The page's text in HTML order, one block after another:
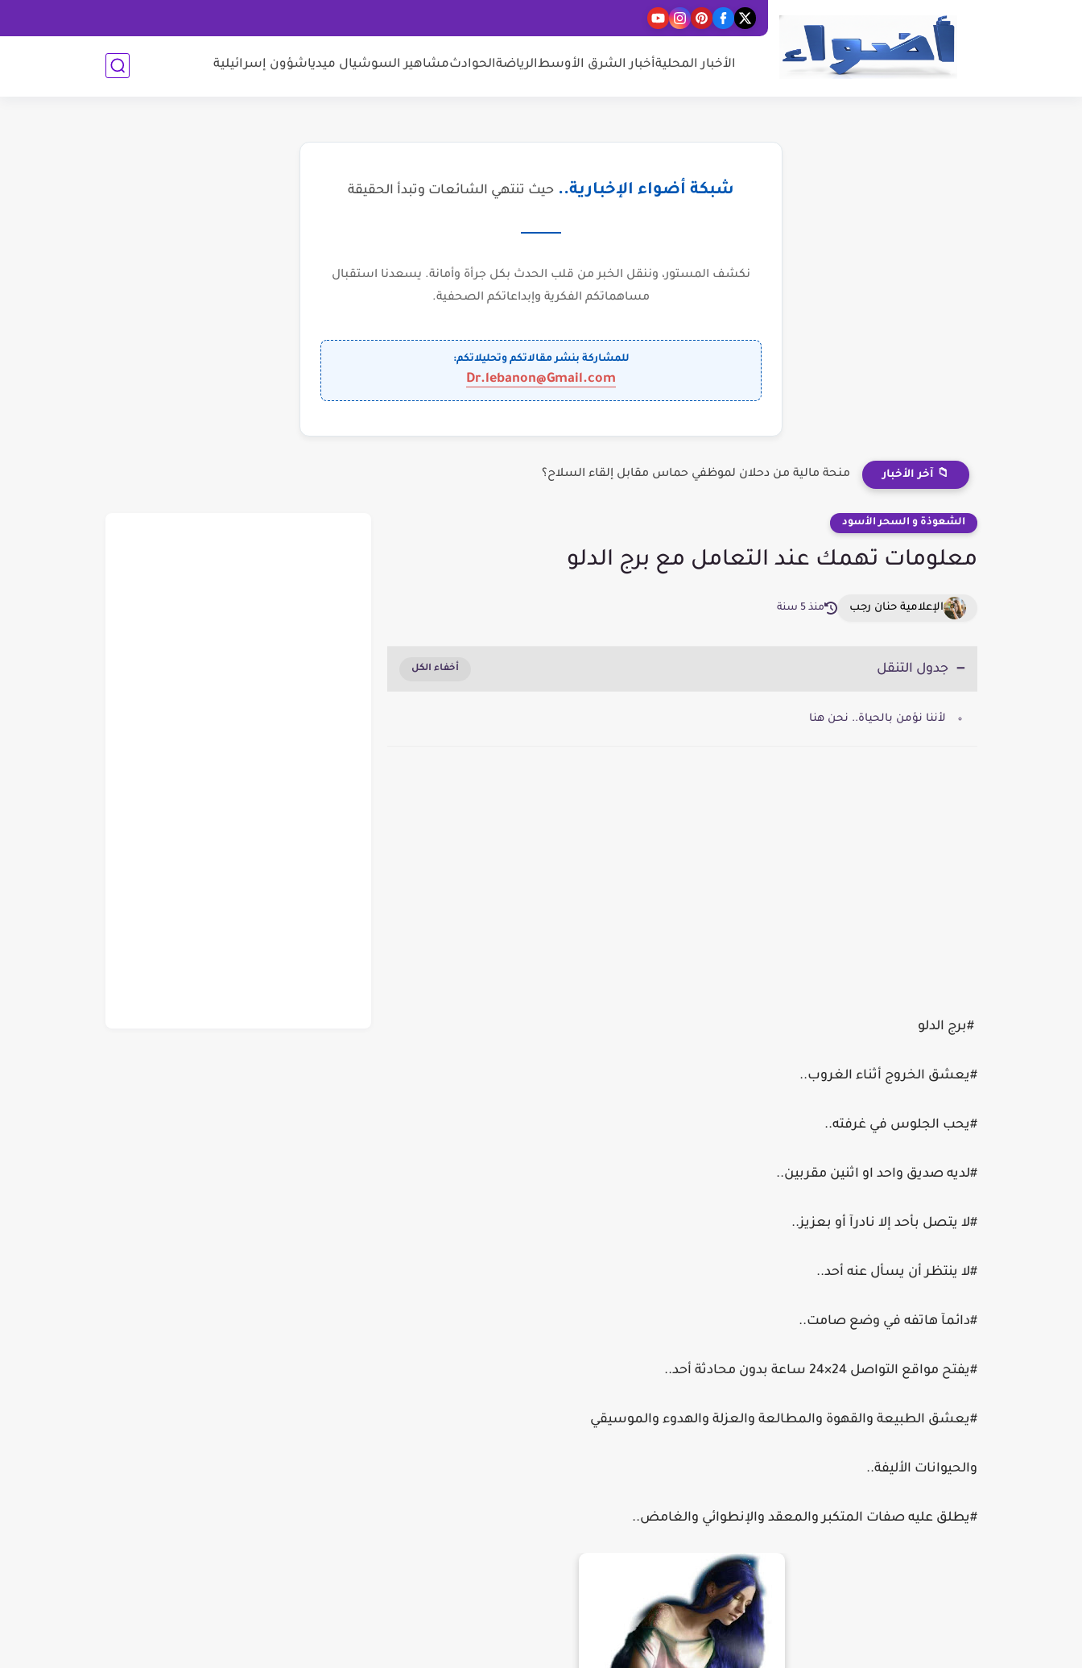
الأخبار المحليةأخبار الشرق الأوسطالرياضةالحوادثمشاهير السوشيال ميدياشؤون إسرائيلية
شبكة أضواء الإخبارية.. حيث تنتهي الشائعات وتبدأ الحقيقة
نكشف المستور، وننقل الخبر من قلب الحدث بكل جرأة وأمانة. يسعدنا استقبال
مساهماتكم الفكرية وإبداعاتكم الصحفية.
للمشاركة بنشر مقالاتكم وتحليلاتكم:
Dr.lebanon@Gmail.com
📁 آخر الأخبار منحة مالية من دحلان لموظفي حماس مقابل إلقاء السلاح؟
الشعوذة و السحر الأسود
معلومات تهمك عند التعامل مع برج الدلو
الإعلامية حنان رجب منذ 5 سنة
جدول التنقل
لأننا نؤمن بالحياة.. نحن هنا
#برج الدلو
#يعشق الخروج أثناء الغروب..
#يحب الجلوس في غرفته..
#لديه صديق واحد او اثنين مقربين..
#لا يتصل بأحد إلا نادرآ أو بعزيز..
#لا ينتظر أن يسأل عنه أحد..
#دائمآ هاتفه في وضع صامت..
#يفتح مواقع التواصل 24×24 ساعة بدون محادثة أحد..
#يعشق الطبيعة والقهوة والمطالعة والعزلة والهدوء والموسيقي
والحيوانات الأليفة..
#يطلق عليه صفات المتكبر والمعقد والإنطوائي والغامض..